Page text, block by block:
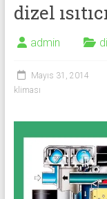
dizel
admin
Mayıs 31, 2014
kliması